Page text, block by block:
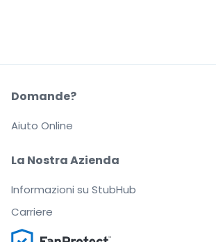
La Nostra Azienda
Informazioni su StubHub
Carriere
Domande?
Aiuto Online